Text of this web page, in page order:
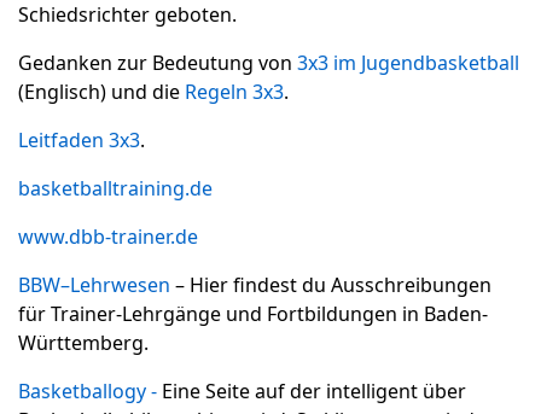
Schiedsrichter geboten.
Gedanken zur Bedeutung von 3x3 im Jugendbasketball
(Englisch) und die Regeln 3x3.
Leitfaden 3x3.
basketballtraining.de
www.dbb-trainer.de
BBW–Lehrwesen – Hier findest du Ausschreibungen
für Trainer-Lehrgänge und Fortbildungen in Baden-
Württemberg.
Basketballogy - Eine Seite auf der intelligent über